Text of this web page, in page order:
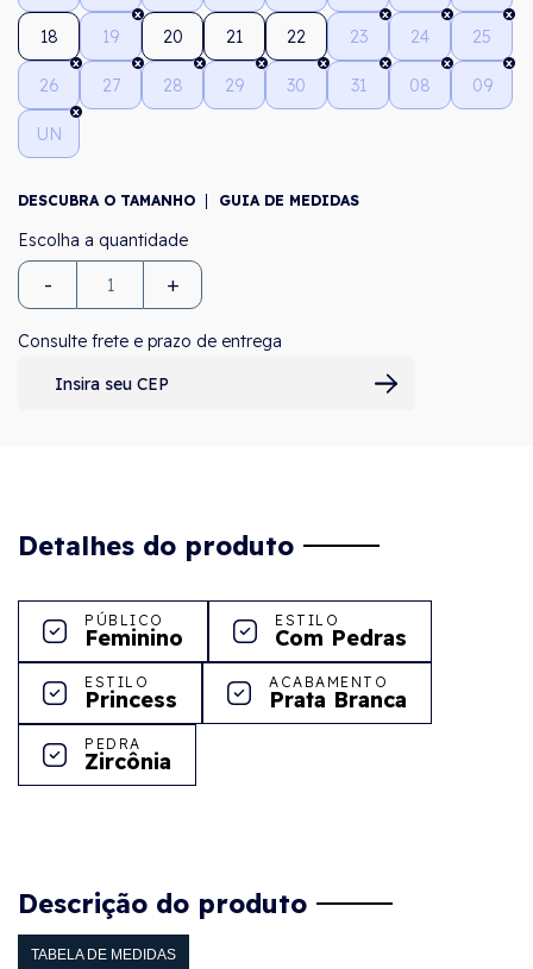
18 19 20 21 22 23 24 25
26 27 28 29 30 31 08 09
UN
DESCUBRA O TAMANHO GUIA DE MEDIDAS
- +
Consulte frete e prazo de entrega
Detalhes do produto
PÚBLICO
Feminino
ESTILO
Com Pedras
ESTILO
Princess
ACABAMENTO
Prata Branca
PEDRA
Zircônia
Descrição do produto
TABELA DE MEDIDAS